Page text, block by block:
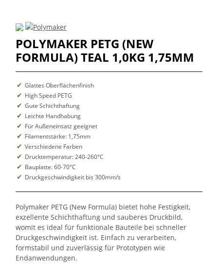
POLYMAKER PETG (NEW
FORMULA) TEAL 1,0KG 1,75MM
Glattes Oberflächenfinish
High Speed PETG
Gute Schichthaftung
Leichte Handhabung
Für Außeneinsatz geeignet
Filamentstärke: 1,75mm
Verschiedene Farben
Drucktemperatur: 240-260°C
Bauplatte: 60-70°C
Druckgeschwindigkeit bis 300mm/s
Polymaker PETG (New Formula) bietet hohe Festigkeit,
exzellente Schichthaftung und sauberes Druckbild,
womit es ideal für funktionale Bauteile bei schneller
Druckgeschwindigkeit ist. Einfach zu verarbeiten,
formstabil und zuverlässig für Prototypen wie
Endanwendungen.